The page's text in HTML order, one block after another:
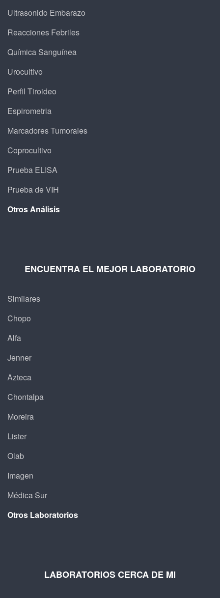
Ultrasonido Embarazo
Reacciones Febriles
Química Sanguínea
Urocultivo
Perfil Tiroideo
Espirometria
Marcadores Tumorales
Coprocultivo
Prueba ELISA
Prueba de VIH
Otros Análisis
ENCUENTRA EL MEJOR LABORATORIO
Similares
Chopo
Alfa
Jenner
Azteca
Chontalpa
Moreira
Lister
Olab
Imagen
Médica Sur
Otros Laboratorios
LABORATORIOS CERCA DE MI